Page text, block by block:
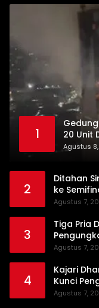
1
20 Unit
Agustus
2
Ditahan
ke
Agustus 7,
3
Tiga Pria
Agustus 7,
4
Kajari
Kunci
Bersih
Agustus 7,